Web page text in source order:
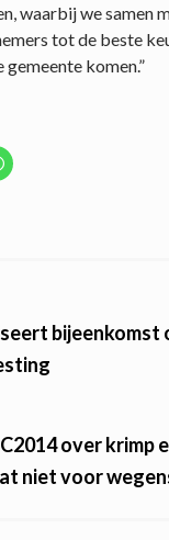
waarbij we samen
tot de beste
komen.”
bijeenkomst
over krimp
niet voor